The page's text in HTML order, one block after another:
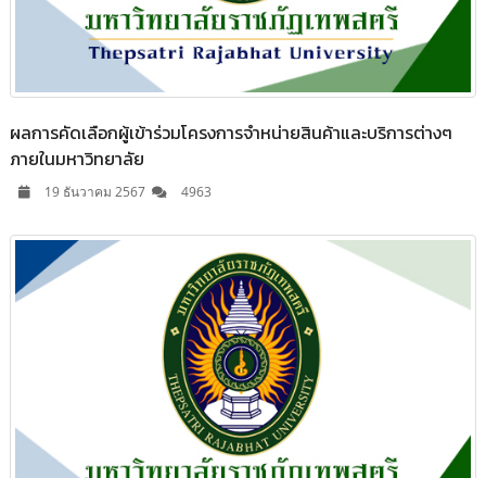
ผลการคัดเลือกผู้เข้าร่วมโครงการจำหน่ายสินค้าและบริการต่างๆ
ภายในมหาวิทยาลัย
19 ธันวาคม 2567 4963